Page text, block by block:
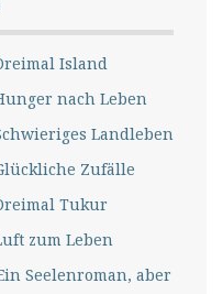
Island
nach Leben
Landleben
Zufälle
Tukur
zum Leben
Seelenroman, aber